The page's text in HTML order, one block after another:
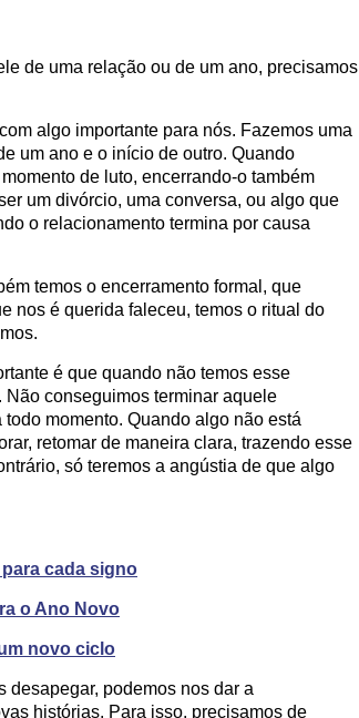
de uma relação ou de um ano, precisamos
algo importante para nós. Fazemos uma
um ano e o início de outro. Quando
de luto, encerrando-o também
um divórcio, uma conversa, ou algo que
o relacionamento termina por causa
temos o encerramento formal, que
nos é querida faleceu, temos o ritual do
é que quando não temos esse
conseguimos terminar aquele
momento. Quando algo não está
retomar de maneira clara, trazendo esse
só teremos a angústia de que algo
cada signo
o Ano Novo
novo ciclo
desapegar, podemos nos dar a
histórias. Para isso, precisamos de